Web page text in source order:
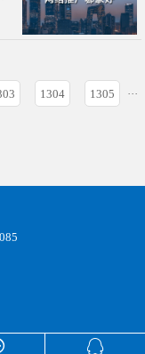

1304 1305 ···